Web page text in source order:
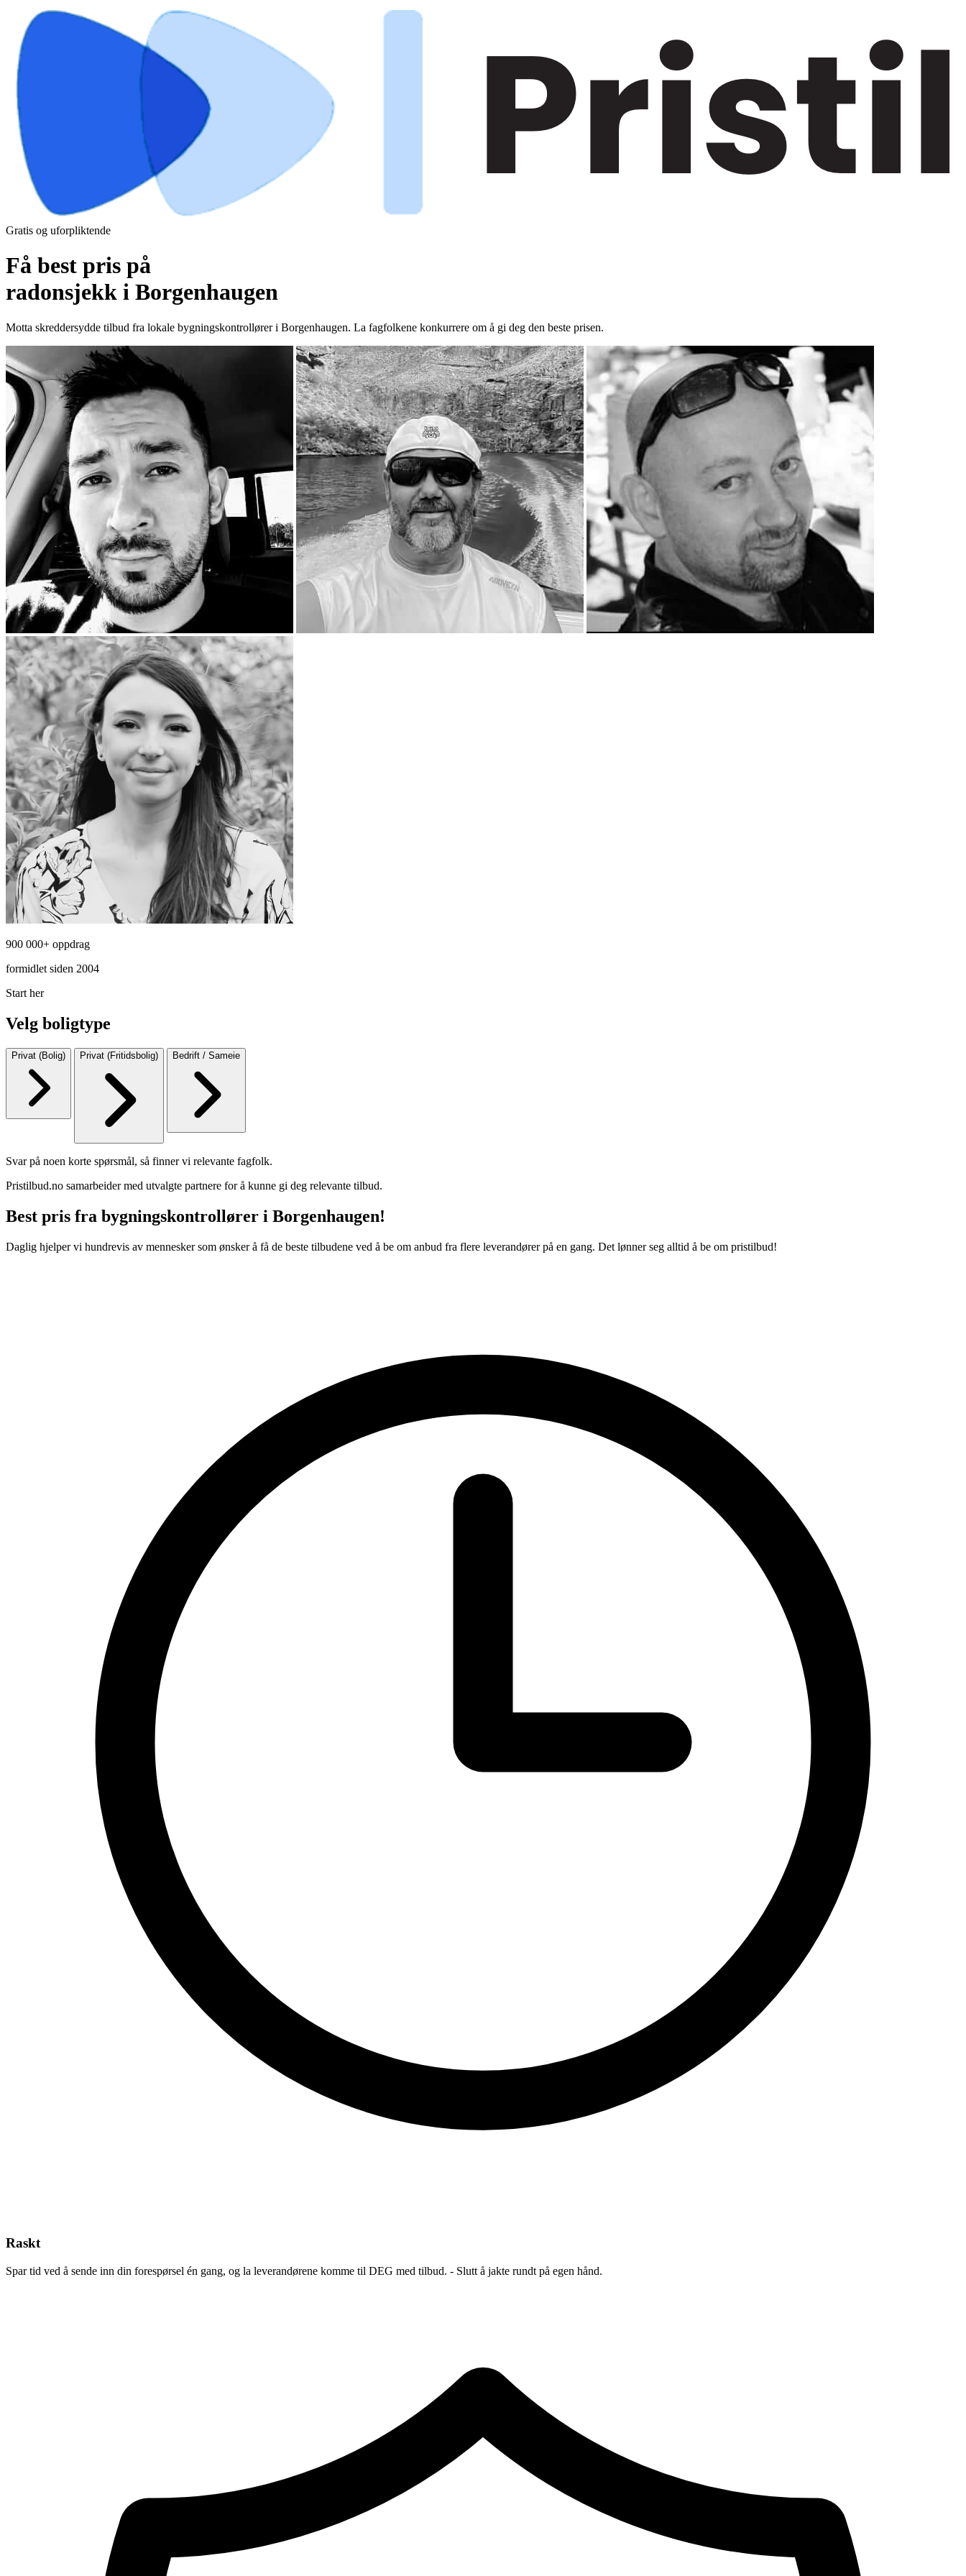
Gratis og uforpliktende
Få best pris på
radonsjekk i Borgenhaugen
Motta skreddersydde tilbud fra lokale bygningskontrollører i Borgenhaugen. La fagfolkene konkurrere om å gi deg den beste prisen.
900 000+ oppdrag
formidlet siden 2004
Start her
Velg boligtype
Privat (Bolig) Privat (Fritidsbolig) Bedrift / Sameie
Svar på noen korte spørsmål, så finner vi relevante fagfolk.
Pristilbud.no samarbeider med utvalgte partnere for å kunne gi deg relevante tilbud.
Best pris fra bygningskontrollører i Borgenhaugen!
Daglig hjelper vi hundrevis av mennesker som ønsker å få de beste tilbudene ved å be om anbud fra flere leverandører på en gang. Det lønner seg alltid å be om pristilbud!
Raskt
Spar tid ved å sende inn din forespørsel én gang, og la leverandørene komme til DEG med tilbud. - Slutt å jakte rundt på egen hånd.